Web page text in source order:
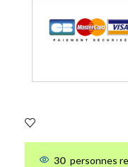
30 personnes